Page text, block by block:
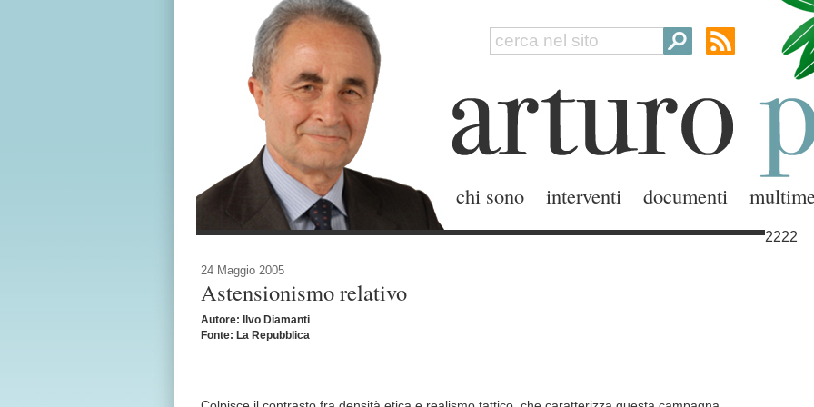
chi sono interventi documenti
2222
24 Maggio 2005
Astensionismo relativo
Autore: Ilvo Diamanti
Fonte: La Repubblica